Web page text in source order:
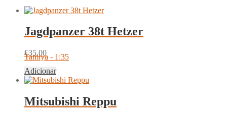
Jagdpanzer 38t Hetzer
€35.00
Tamiya - 1:35
Adicionar
Mitsubishi Reppu